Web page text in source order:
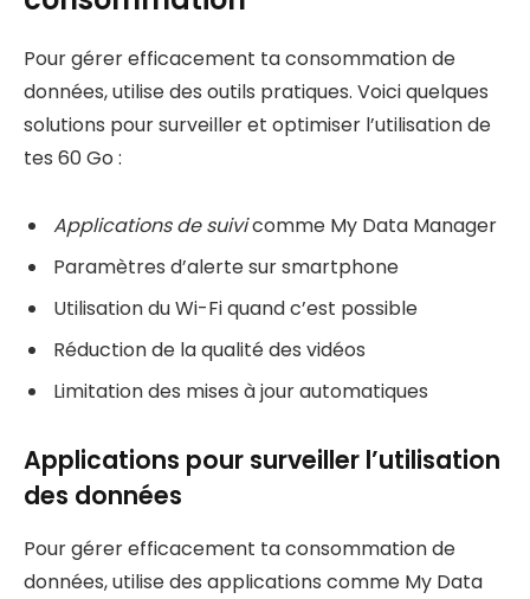
Pour gérer efficacement ta consommation de
données, utilise des outils pratiques. Voici quelques
solutions pour surveiller et optimiser l’utilisation de
tes 60 Go :
Applications de suivicomme My Data Manager
Paramètres d’alerte sur smartphone
Utilisation du Wi-Fi quand c’est possible
Réduction de la qualité des vidéos
Limitation des mises à jour automatiques
Applications pour surveiller l’utilisation
des données
Pour gérer efficacement ta consommation de
données, utilise des applications comme My Data